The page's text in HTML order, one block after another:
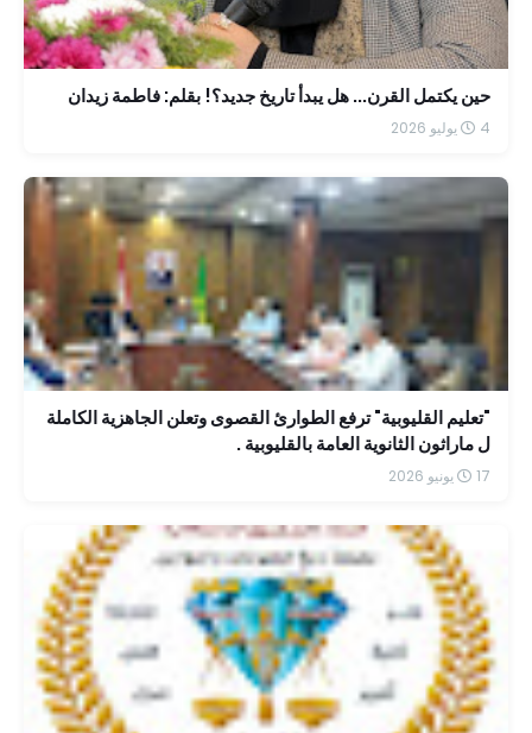
حين يكتمل القرن... هل يبدأ تاريخ جديد؟! بقلم: فاطمة زيدان
4 يوليو 2026
"تعليم القليوبية" ترفع الطوارئ القصوى وتعلن الجاهزية الكاملة
ل ماراثون الثانوية العامة بالقليوبية .
17 يونيو 2026